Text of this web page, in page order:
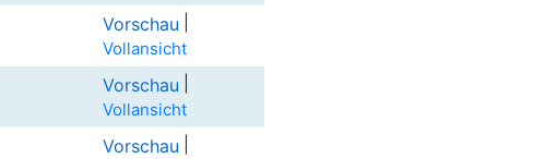
Vorschau
Vollansicht
Vorschau
Vollansicht
Vorschau